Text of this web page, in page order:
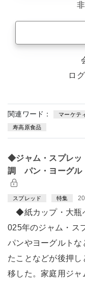
ロ
関連ワード： マーケテ
寿高原食品
◆ジャム・スプレッ
調 パン・ヨーグル
スプレッド 特集
◆紙カップ・大
025年のジャム・ス
パンやヨーグルトな
たことなどが後押し
移した。家庭用ジャ